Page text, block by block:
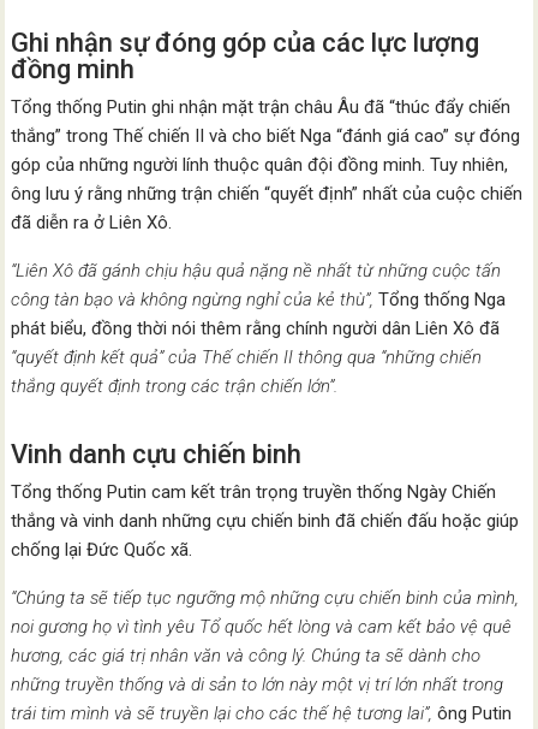
Ghi nhận sự đóng góp của các lực lượng
đồng minh
Tổng thống Putin ghi nhận mặt trận châu Âu đã “thúc đẩy chiến
thắng” trong Thế chiến II và cho biết Nga “đánh giá cao” sự đóng
góp của những người lính thuộc quân đội đồng minh. Tuy nhiên,
ông lưu ý rằng những trận chiến “quyết định” nhất của cuộc chiến
đã diễn ra ở Liên Xô.
“Liên Xô đã gánh chịu hậu quả nặng nề nhất từ những cuộc tấn
công tàn bạo và không ngừng nghỉ của kẻ thù”,Tổng thống Nga
phát biểu, đồng thời nói thêm rằng chính người dân Liên Xô đã
“quyết định kết quả” của Thế chiến II thông qua “những chiến
thắng quyết định trong các trận chiến lớn”.
Vinh danh cựu chiến binh
Tổng thống Putin cam kết trân trọng truyền thống Ngày Chiến
thắng và vinh danh những cựu chiến binh đã chiến đấu hoặc giúp
chống lại Đức Quốc xã.
“Chúng ta sẽ tiếp tục ngưỡng mộ những cựu chiến binh của mình,
noi gương họ vì tình yêu Tổ quốc hết lòng và cam kết bảo vệ quê
hương, các giá trị nhân văn và công lý. Chúng ta sẽ dành cho
những truyền thống và di sản to lớn này một vị trí lớn nhất trong
trái tim mình và sẽ truyền lại cho các thế hệ tương lai”,ông Putin